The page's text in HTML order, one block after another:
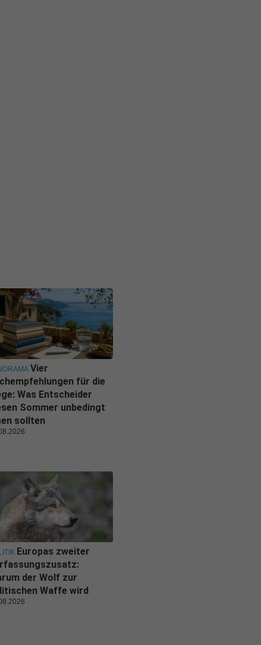
Vier
für die
Was Entscheider
Sommer unbedingt
sollten
Europas zweiter
der Wolf zur
Waffe wird